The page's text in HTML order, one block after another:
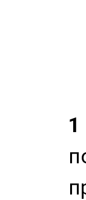
1